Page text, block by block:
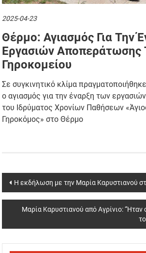
2025-04-23
Θέρμο: Αγιασμός Για Την
Εργασιών Αποπεράτωσης
Γηροκομείου
Σε συγκινητικό κλίμα
ο αγιασμός για την έναρξη των
του Ιδρύματος Χρονίων Παθήσεων
Γηροκόμος» στο Θέρμο
Post
navigation
Η εκδήλωση με την Μαρία Καρυστιανού
Μαρία Καρυστιανού από Αγρίνιο: